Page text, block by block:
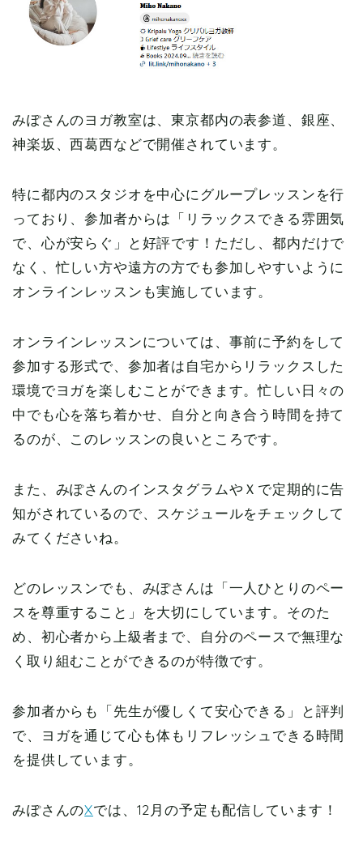
みぽさんのヨガ教室は、東京都内の表参道、銀座、
神楽坂、西葛西などで開催されています。
特に都内のスタジオを中心にグループレッスンを行
っており、参加者からは「リラックスできる雰囲気
で、心が安らぐ」と好評です！ただし、都内だけで
なく、忙しい方や遠方の方でも参加しやすいように
オンラインレッスンも実施しています。
オンラインレッスンについては、事前に予約をして
参加する形式で、参加者は自宅からリラックスした
環境でヨガを楽しむことができます。忙しい日々の
中でも心を落ち着かせ、自分と向き合う時間を持て
るのが、このレッスンの良いところです。
また、みぽさんのインスタグラムやＸで定期的に告
知がされているので、スケジュールをチェックして
みてくださいね。
どのレッスンでも、みぽさんは「一人ひとりのペー
スを尊重すること」を大切にしています。そのた
め、初心者から上級者まで、自分のペースで無理な
く取り組むことができるのが特徴です。
参加者からも「先生が優しくて安心できる」と評判
で、ヨガを通じて心も体もリフレッシュできる時間
を提供しています。
みぽさんのXでは、12月の予定も配信しています！